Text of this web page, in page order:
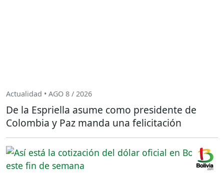
Actualidad • AGO 8 / 2026
De la Espriella asume como presidente de
Colombia y Paz manda una felicitación